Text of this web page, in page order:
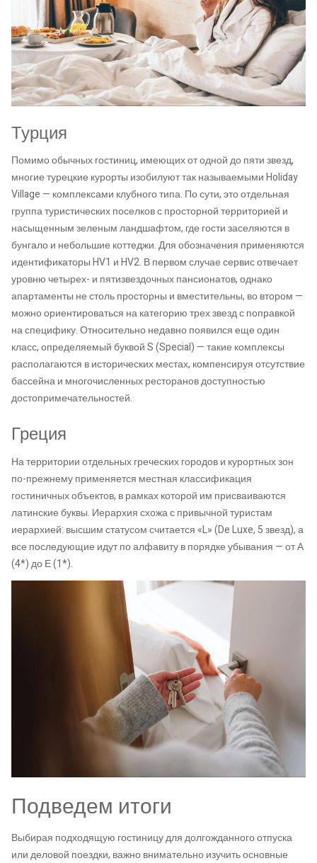
Турция
Помимо обычных гостиниц, имеющих от одной до пяти звезд,
многие турецкие курорты изобилуют так называемыми Holiday
Village — комплексами клубного типа. По сути, это отдельная
группа туристических поселков с просторной территорией и
насыщенным зеленым ландшафтом, где гости заселяются в
бунгало и небольшие коттеджи. Для обозначения применяются
идентификаторы HV1 и HV2. В первом случае сервис отвечает
уровню четырех- и пятизвездочных пансионатов, однако
апартаменты не столь просторны и вместительны, во втором —
можно ориентироваться на категорию трех звезд с поправкой
на специфику. Относительно недавно появился еще один
класс, определяемый буквой S (Special) — такие комплексы
располагаются в исторических местах, компенсируя отсутствие
бассейна и многочисленных ресторанов доступностью
достопримечательностей.
Греция
На территории отдельных греческих городов и курортных зон
по-прежнему применяется местная классификация
гостиничных объектов, в рамках которой им присваиваются
латинские буквы. Иерархия схожа с привычной туристам
иерархией: высшим статусом считается «L» (De Luxe, 5 звезд), а
все последующие идут по алфавиту в порядке убывания — от А
(4*) до Е (1*).
Подведем итоги
Выбирая подходящую гостиницу для долгожданного отпуска
или деловой поездки, важно внимательно изучить основные